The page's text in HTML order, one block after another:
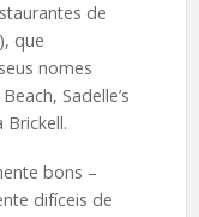
de
que
nomes
Sadelle’s
Brickell.
bons –
difíceis de